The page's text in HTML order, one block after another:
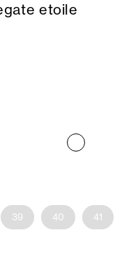
etoile
39 40 41